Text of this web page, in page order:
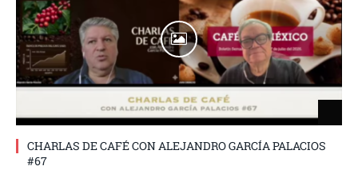
CHARLAS DE CAFÉ CON ALEJANDRO GARCÍA PALACIOS
#67